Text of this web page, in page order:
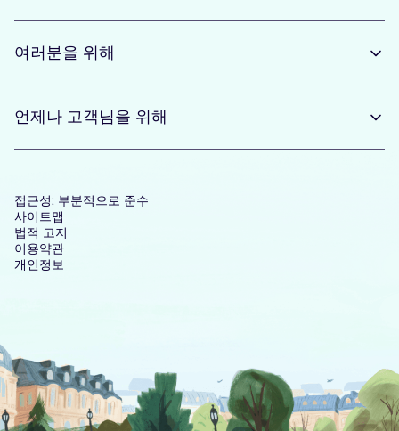
여러분을 위해
언제나 고객님을 위해
접근성: 부분적으로 준수
사이트맵
법적 고지
이용약관
개인정보